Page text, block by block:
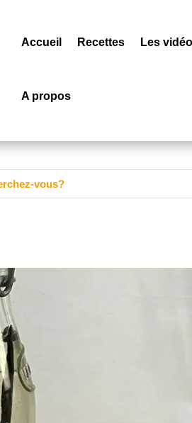
Accueil Recettes Les
A propos